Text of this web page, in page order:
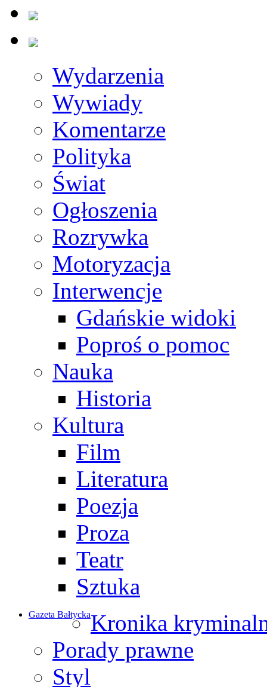
Wydarzenia
Wywiady
Komentarze
Polityka
Świat
Ogłoszenia
Rozrywka
Motoryzacja
Interwencje
Gdańskie widoki
Poproś o pomoc
Nauka
Historia
Kultura
Film
Literatura
Poezja
Proza
Teatr
Sztuka
Gazeta BałtyckaKronika
Porady prawne
Styl